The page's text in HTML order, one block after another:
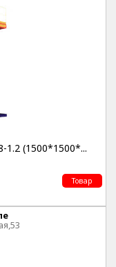
1.2 (1500*1500*...
Товар